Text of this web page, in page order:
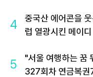
4
중국산 에어콘을
럽 열광시킨 메이디
5
"서울 여행하는 꿈
327회차 연금복